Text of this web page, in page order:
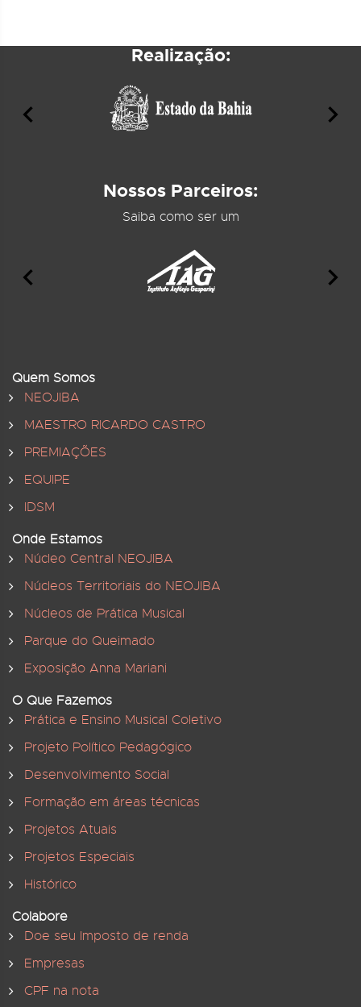
Realização:
Nossos Parceiros:
Saiba como ser um
Quem Somos
NEOJIBA
MAESTRO RICARDO CASTRO
PREMIAÇÕES
EQUIPE
IDSM
Onde Estamos
Núcleo Central NEOJIBA
Núcleos Territoriais do NEOJIBA
Núcleos de Prática Musical
Parque do Queimado
Exposição Anna Mariani
O Que Fazemos
Prática e Ensino Musical Coletivo
Projeto Político Pedagógico
Desenvolvimento Social
Formação em áreas técnicas
Projetos Atuais
Projetos Especiais
Histórico
Colabore
Doe seu Imposto de renda
Empresas
CPF na nota